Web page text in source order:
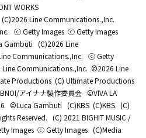
WORKS
(C)2026 Line Communications.,Inc.
ⓒ Getty Images ⓒ Getty Images
Gambuti (C)2026 Line
Communications.,Inc. ⓒ Getty
Communications.,Inc. ©2026 Line
Productions (C) Ultimate Productions
アイナナ製作委員会 ©️VIVA LA
©Luca Gambuti (C)KBS (C)KBS (C)
Reserved. (C) 2021 BIGHIT MUSIC /
Images ⓒ Getty Images (C)Media